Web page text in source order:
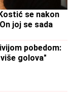
se nakon
joj se sada
pobedom:
golova"